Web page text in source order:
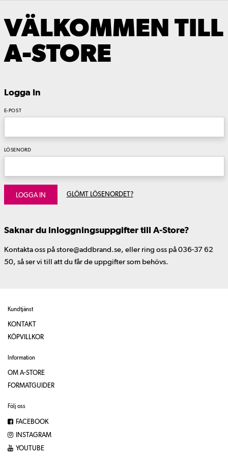
VÄLKOMMEN TILL
A-STORE
Logga In
E-POST
LÖSENORD
LOGGA IN GLÖMT LÖSENORDET?
Saknar du inloggningsuppgifter till A-Store?
Kontakta oss på store@addbrand.se, eller ring oss på 036-37 62
50, så ser vi till att du får de uppgifter som behövs.
Kundtjänst
KONTAKT
KÖPVILLKOR
Information
OM A-STORE
FORMATGUIDER
Följ oss
FACEBOOK
INSTAGRAM
YOUTUBE